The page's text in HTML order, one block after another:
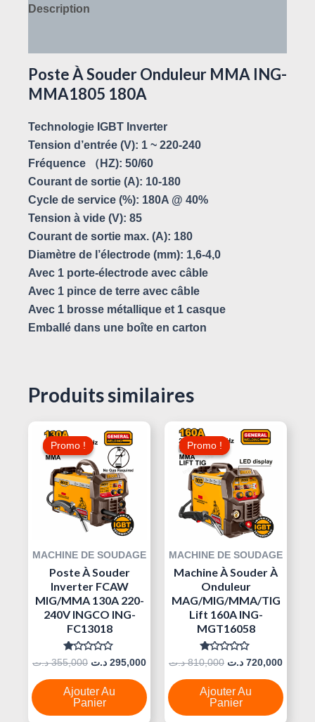
Description
Poste À Souder Onduleur MMA ING-
MMA1805 180A
Technologie IGBT Inverter
Tension d’entrée (V): 1 ~ 220-240
Fréquence （HZ): 50/60
Courant de sortie (A): 10-180
Cycle de service (%): 180A @ 40%
Tension à vide (V): 85
Courant de sortie max. (A): 180
Diamètre de l’électrode (mm): 1,6-4,0
Avec 1 porte-électrode avec câble
Avec 1 pince de terre avec câble
Avec 1 brosse métallique et 1 casque
Emballé dans une boîte en carton
Produits similaires
Promo !
Promo !
MACHINE DE SOUDAGE
Poste À Souder
Inverter FCAW
MIG/MMA 130A 220-
240V INGCO ING-
FC13018
Note
Sur
5
355,000 د.ت
Prix
Initial
Était :
295,000 د.ت
Le
295,000 د.ت.
Ajouter Au
Panier
Promo !
Promo !
MACHINE DE SOUDAGE
Machine À Souder À
Onduleur
MAG/MIG/MMA/TIG
Lift 160A ING-
MGT16058
Note
Sur
5
810,000 د.ت
Prix
Initial
Était :
720,000 د.ت
Le
Ajouter Au
Panier